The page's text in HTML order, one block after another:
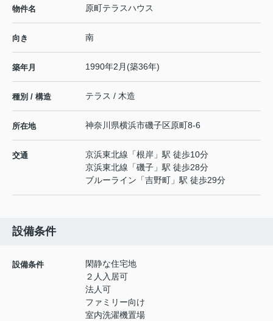
物件名 原町テラスハウス
向き 南
築年月 1990年2月(築36年)
種別 / 構造 テラス / 木造
所在地 神奈川県横浜市磯子区原町8-6
交通 京浜東北線 「根岸 」駅 徒歩10分
京浜東北線 「磯子 」駅 徒歩28分
ブルーライン 「吉野町 」駅 徒歩29分
設備条件
設備条件
閑静な住宅地
２人入居可
法人可
ファミリー向け
室内洗濯機置場